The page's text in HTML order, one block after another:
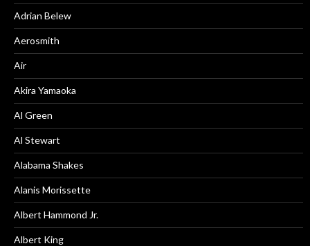
Adrian Belew
Aerosmith
Air
Akira Yamaoka
Al Green
Al Stewart
Alabama Shakes
Alanis Morissette
Albert Hammond Jr.
Albert King